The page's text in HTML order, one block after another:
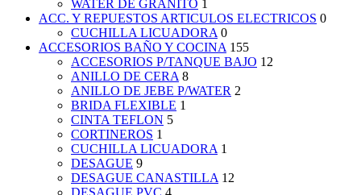
WATER DE GRANITO 1
ACC. Y REPUESTOS ARTICULOS ELECTRICOS 0
CUCHILLA LICUADORA 0
ACCESORIOS BAÑO Y COCINA 155
ACCESORIOS P/TANQUE BAJO 12
ANILLO DE CERA 8
ANILLO DE JEBE P/WATER 2
BRIDA FLEXIBLE 1
CINTA TEFLON 5
CORTINEROS 1
CUCHILLA LICUADORA 1
DESAGUE 9
DESAGUE CANASTILLA 12